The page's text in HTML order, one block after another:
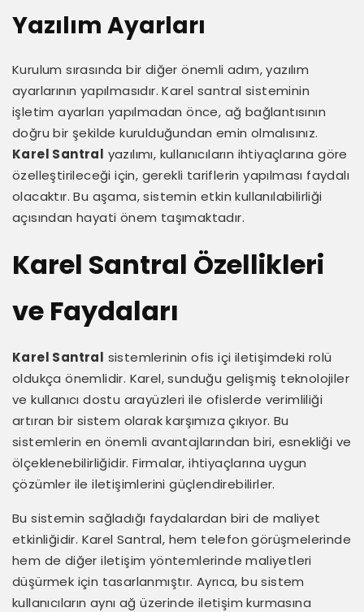
Yazılım Ayarları
Kurulum sırasında bir diğer önemli adım, yazılım
ayarlarının yapılmasıdır. Karel santral sisteminin
işletim ayarları yapılmadan önce, ağ bağlantısının
doğru bir şekilde kurulduğundan emin olmalısınız.
Karel Santral yazılımı, kullanıcıların ihtiyaçlarına göre
özelleştirileceği için, gerekli tariflerin yapılması faydalı
olacaktır. Bu aşama, sistemin etkin kullanılabilirliği
açısından hayati önem taşımaktadır.
Karel Santral Özellikleri
ve Faydaları
Karel Santral sistemlerinin ofis içi iletişimdeki rolü
oldukça önemlidir. Karel, sunduğu gelişmiş teknolojiler
ve kullanıcı dostu arayüzleri ile ofislerde verimliliği
artıran bir sistem olarak karşımıza çıkıyor. Bu
sistemlerin en önemli avantajlarından biri, esnekliği ve
ölçeklenebilirliğidir. Firmalar, ihtiyaçlarına uygun
çözümler ile iletişimlerini güçlendirebilirler.
Bu sistemin sağladığı faydalardan biri de maliyet
etkinliğidir. Karel Santral, hem telefon görüşmelerinde
hem de diğer iletişim yöntemlerinde maliyetleri
düşürmek için tasarlanmıştır. Ayrıca, bu sistem
kullanıcıların aynı ağ üzerinde iletişim kurmasına